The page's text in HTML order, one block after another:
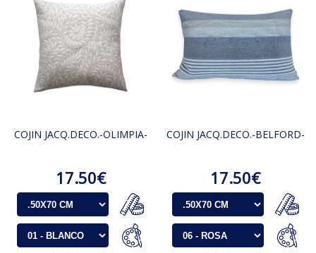
COJIN JACQ.DECO.-OLIMPIA-
17.50€
COJIN JACQ.DECO.-BELFORD-
17.50€